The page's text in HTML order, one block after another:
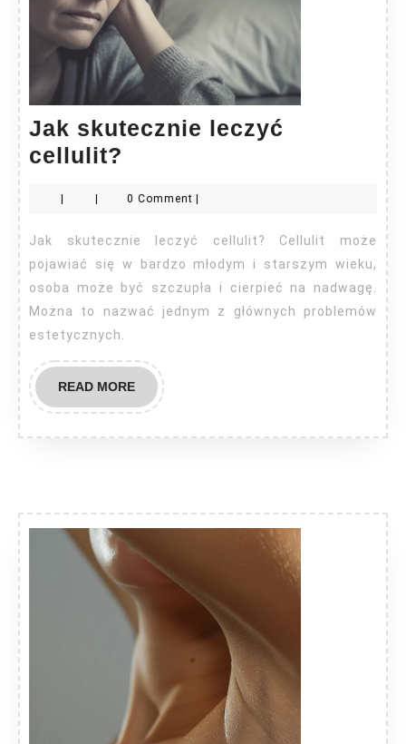
Jak skutecznie leczyć
cellulit?
leczyć
cellulit?
0 Comment
Jak skutecznie leczyć cellulit? Cellulit może
pojawiać się w bardzo młodym i starszym wieku,
osoba może być szczupła i cierpieć na nadwagę.
Można to nazwać jednym z głównych problemów
estetycznych.
READ MOREREAD
MORE